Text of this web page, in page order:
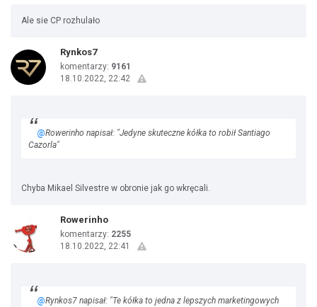
Ale sie CP rozhulało
Rynkos7
komentarzy: 9161
18.10.2022, 22:42
@Rowerinho napisał: "Jedyne skuteczne kółka to robił Santiago
Cazorla"
Chyba Mikael Silvestre w obronie jak go wkręcali.
Rowerinho
komentarzy: 2255
18.10.2022, 22:41
@Rynkos7 napisał: "Te kółka to jedna z lepszych marketingowych